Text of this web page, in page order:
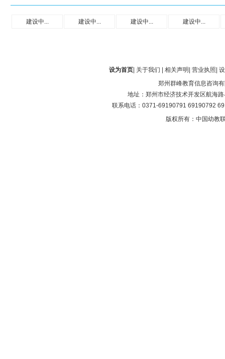
建设中... 建设中... 建设中... 建设中...
设为首页 关于我们 相关声明 营业执照
郑州群峰教育信息咨询
地址：郑州市经济技术开发区航海
联系电话：0371-69190791 69190792
版权所有：中国幼